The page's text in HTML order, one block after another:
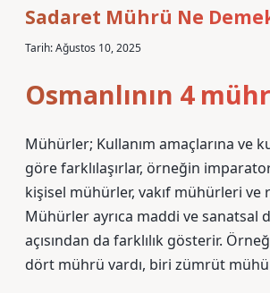
Sadaret Mührü Ne
Tarih: Ağustos 10, 2025
Osmanlının 4
Mühürler; Kullanım amaçlarına ve
göre farklılaşırlar, örneğin
kişisel mühürler, vakıf mühürleri ve
Mühürler ayrıca maddi ve sanatsal
açısından da farklılık gösterir.
dört mührü vardı, biri zümrüt